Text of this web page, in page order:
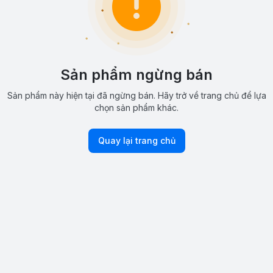
Sản phẩm ngừng bán
Sản phẩm này hiện tại đã ngừng bán. Hãy trở về trang chủ để lựa
chọn sản phẩm khác.
Quay lại trang chủ